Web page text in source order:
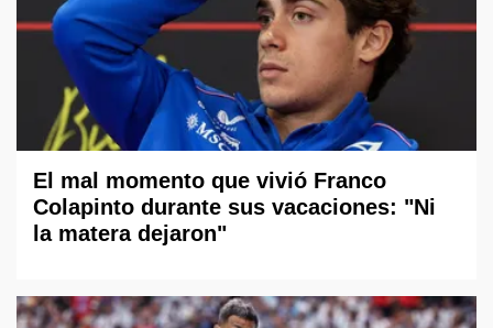
El mal momento que vivió Franco
Colapinto durante sus vacaciones: "Ni
la matera dejaron"